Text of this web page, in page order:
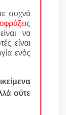
συχνά
να
είναι
ενός
ούτε